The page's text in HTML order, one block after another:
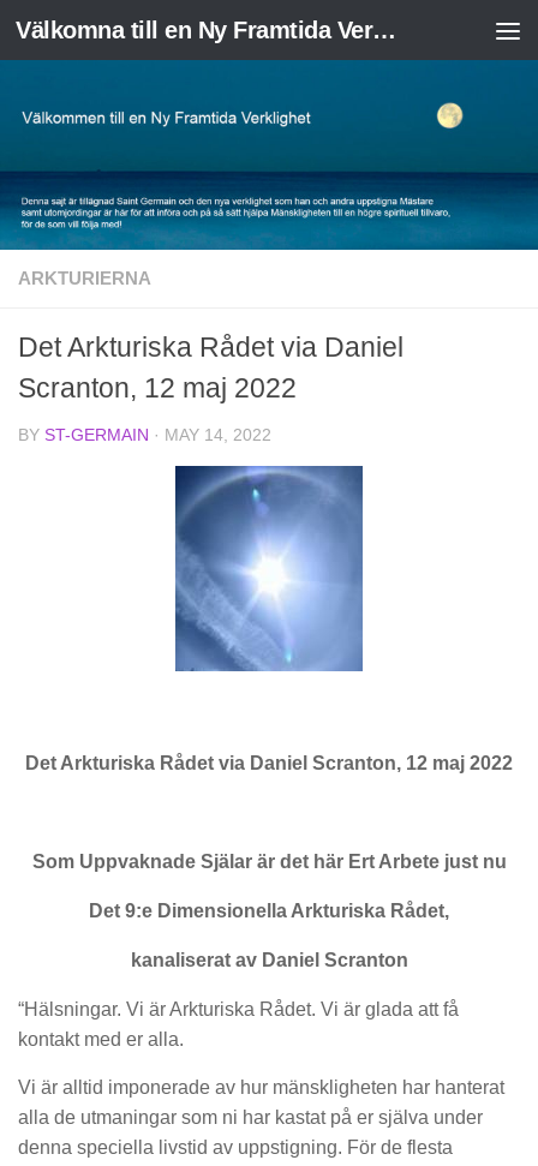
Skip to content Välkomna till en Ny Framtida Verklighet
ARKTURIERNA
Det Arkturiska Rådet via Daniel
Scranton, 12 maj 2022
BY ST-GERMAIN · MAY 14, 2022
Det Arkturiska Rådet via Daniel Scranton, 12 maj 2022
Som Uppvaknade Själar är det här Ert Arbete just nu
Det 9:e Dimensionella Arkturiska Rådet,
kanaliserat av Daniel Scranton
“Hälsningar. Vi är Arkturiska Rådet. Vi är glada att få
kontakt med er alla.
Vi är alltid imponerade av hur mänskligheten har hanterat
alla de utmaningar som ni har kastat på er själva under
denna speciella livstid av uppstigning. För de flesta